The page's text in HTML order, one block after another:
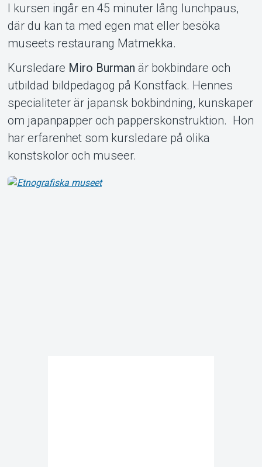
Om Tickster
I kursen ingår en 45 minuter lång lunchpaus,
där du kan ta med egen mat eller besöka
museets restaurang Matmekka.
Kursledare Miro Burman är bokbindare och
utbildad bildpedagog på Konstfack. Hennes
specialiteter är japansk bokbindning, kunskaper
om japanpapper och papperskonstruktion. Hon
har erfarenhet som kursledare på olika
konstskolor och museer.